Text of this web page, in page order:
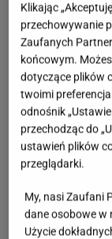
Klikając
przechowywanie
Zaufanych
końcowym.
dotyczące plików
twoimi
odnośnik
przechodząc do
ustawień plików
przeglądarki.
My, nasi Zaufani
dane osobowe w
Użycie